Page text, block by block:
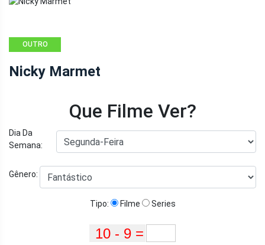
OUTRO
Nicky Marmet
Que Filme Ver?
Dia Da
Semana:
Gênero:
Tipo: Filme Series